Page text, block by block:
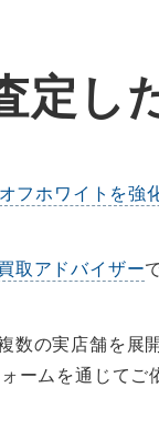
定し
オフホワイトを強
取アドバイザー
数の実店舗を
ームを通じて